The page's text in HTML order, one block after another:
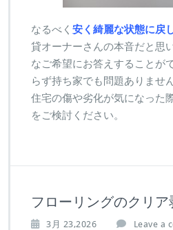
なるべく 安く綺麗な状態に戻
貸オーナーさんの本音だと思
なご希望にお答えすることが
らず持ち家でも問題ありません
住宅の傷や劣化が気になった
をご検討ください。
フローリングのクリア
3月 23,2026
Leave a